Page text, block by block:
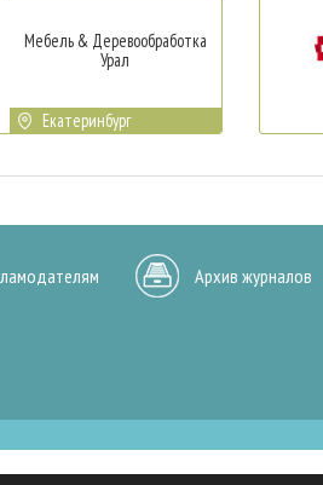
Мебель & Деревообработка
Урал
Екатеринбург
Архив журналов